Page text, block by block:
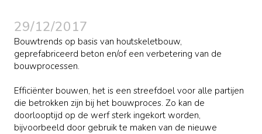
29/12/2017
Bouwtrends op basis van houtskeletbouw,
geprefabriceerd beton en/of een verbetering van de
bouwprocessen.
Efficiënter bouwen, het is een streefdoel voor alle partijen
die betrokken zijn bij het bouwproces. Zo kan de
doorlooptijd op de werf sterk ingekort worden,
bijvoorbeeld door gebruik te maken van de nieuwe